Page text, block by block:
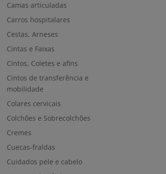
Camas articuladas
Carros hospitalares
Cestas, Arneses
Cintas e Faixas
Cintos, Coletes e afins
Cintos de transferência e
mobilidade
Colares cervicais
Colchões e Sobrecolchões
Cremes
Cuecas-fraldas
Cuidados pele e cabelo